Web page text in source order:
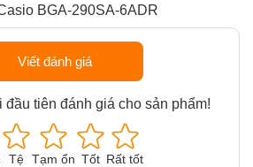
BGA-290SA-6ADR
Viết đánh giá
tiên đánh giá cho sản phẩm!
Tệ Tạm ổn Tốt Rất tốt